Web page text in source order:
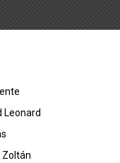
Leonard
Zoltán